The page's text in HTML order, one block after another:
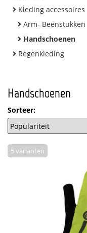
Kleding accessoires
Arm- Beenstukken
Handschoenen
Regenkleding
Handschoenen
Sorteer:
5 varianten